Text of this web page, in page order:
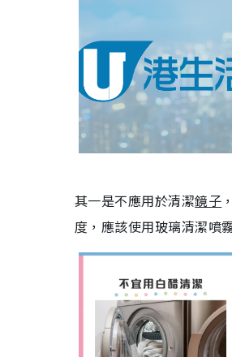
其一是不應用於清潔鏡子
度，應該使用玻璃清潔噴